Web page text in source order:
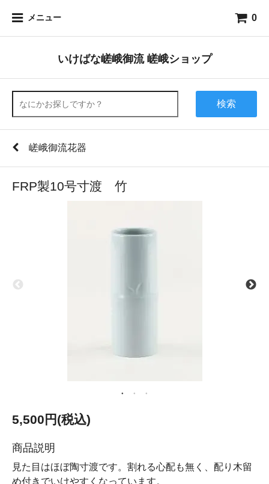
メニュー 0
いけばな嵯峨御流 嵯峨ショップ
検索
嵯峨御流花器
FRP製10号寸渡 竹
5,500円(税込)
商品説明
見た目はほぼ陶寸渡です。割れる心配も無く、配り木留
め付きでいけやすくなっています。